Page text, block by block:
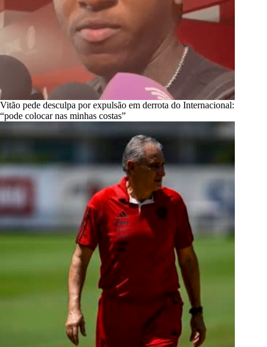
Vitão pede desculpa por expulsão em derrota do Internacional:
“pode colocar nas minhas costas”